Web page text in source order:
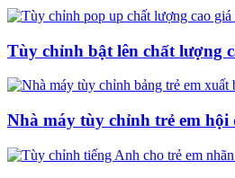
Tùy chỉnh bật lên chất lượng
Nhà máy tùy chỉnh trẻ em